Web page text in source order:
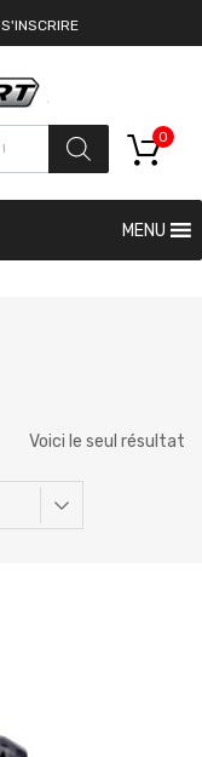
S'INSCRIRE
0
MENU
Voici le seul résultat